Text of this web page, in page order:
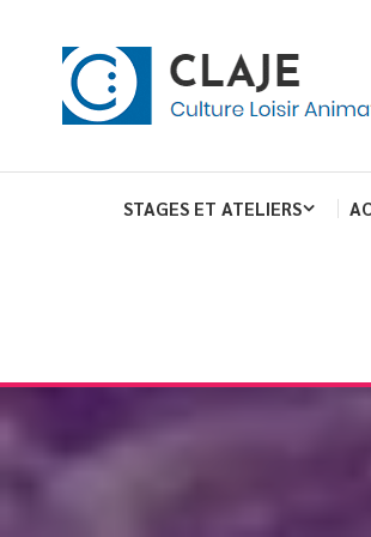
Claje
STAGES ET ATELIERS